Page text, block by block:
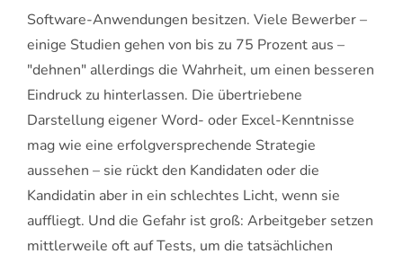
Software-Anwendungen besitzen. Viele Bewerber –
einige Studien gehen von bis zu 75 Prozent aus –
"dehnen" allerdings die Wahrheit, um einen besseren
Eindruck zu hinterlassen. Die übertriebene
Darstellung eigener Word- oder Excel-Kenntnisse
mag wie eine erfolgversprechende Strategie
aussehen – sie rückt den Kandidaten oder die
Kandidatin aber in ein schlechtes Licht, wenn sie
auffliegt. Und die Gefahr ist groß: Arbeitgeber setzen
mittlerweile oft auf Tests, um die tatsächlichen